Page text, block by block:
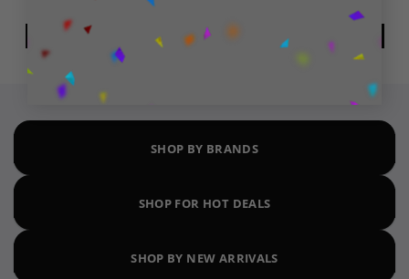
ΔΙΑΒΆΣΤΕ ΠΕΡΙΣΣΌΤΕΡΑ ΠΡΟΣΘΉΚΗ ΣΤΟ ΚΑΛΆΘΙ
SHOP BY BRANDS
SHOP FOR HOT DEALS
SHOP BY NEW ARRIVALS